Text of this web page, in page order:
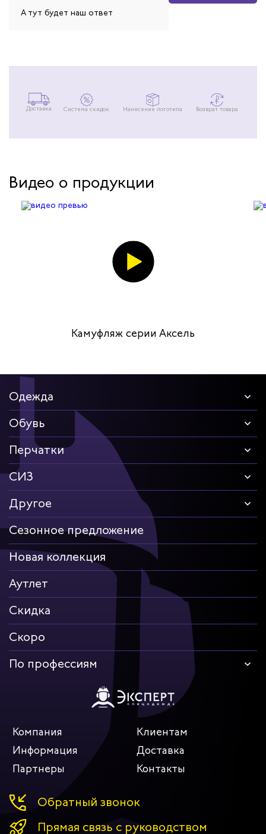
А тут будет наш ответ
Доставка Система скидок Нанесение логотипа Возврат товара
Видео о продукции
Камуфляж серии Аксель
Одежда
Обувь
Перчатки
СИЗ
Другое
Сезонное предложение
Новая коллекция
Аутлет
Скидка
Скоро
По профессиям
Компания
Клиентам
Информация
Доставка
Партнеры
Контакты
Обратный звонок
Прямая связь с руководством